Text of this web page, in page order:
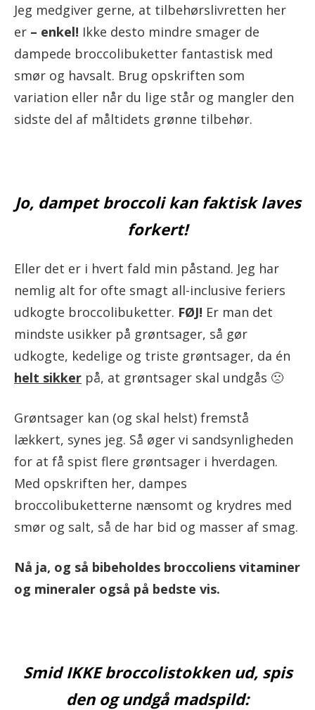
Jeg medgiver gerne, at tilbehørslivretten her
er – enkel! Ikke desto mindre smager de
dampede broccolibuketter fantastisk med
smør og havsalt. Brug opskriften som
variation eller når du lige står og mangler den
sidste del af måltidets grønne tilbehør.
Jo, dampet broccoli kan faktisk laves
forkert!
Eller det er i hvert fald min påstand. Jeg har
nemlig alt for ofte smagt all-inclusive feriers
udkogte broccolibuketter. FØJ! Er man det
mindste usikker på grøntsager, så gør
udkogte, kedelige og triste grøntsager, da én
helt sikker på, at grøntsager skal undgås 🙁
Grøntsager kan (og skal helst) fremstå
lækkert, synes jeg. Så øger vi sandsynligheden
for at få spist flere grøntsager i hverdagen.
Med opskriften her, dampes
broccolibuketterne nænsomt og krydres med
smør og salt, så de har bid og masser af smag.
Nå ja, og så bibeholdes broccoliens vitaminer
og mineraler også på bedste vis.
Smid IKKE broccolistokken ud, spis
den og undgå madspild: